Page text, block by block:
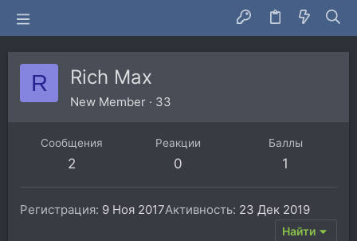
R Rich Max
New Member · 33
Сообщения
2
Реакции
0
Баллы
1
Регистрация 9 Ноя 2017Активность 23 Дек 2019
Найти